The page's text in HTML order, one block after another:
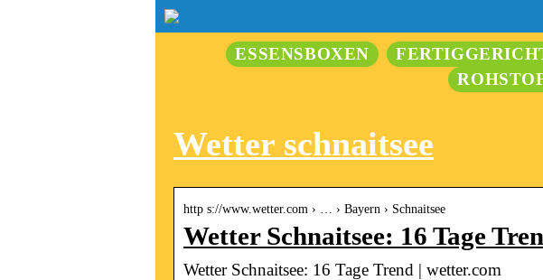
ESSENSBOXEN
Wetter schnaitsee
http s://www.wetter.com › … › Bayern › Schnaitsee
Wetter Schnaitsee: 16 Tage
Wetter Schnaitsee: 16 Tage Trend | wetter.com